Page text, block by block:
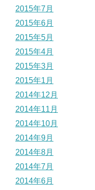
2015年7月
2015年6月
2015年5月
2015年4月
2015年3月
2015年1月
2014年12月
2014年11月
2014年10月
2014年9月
2014年8月
2014年7月
2014年6月